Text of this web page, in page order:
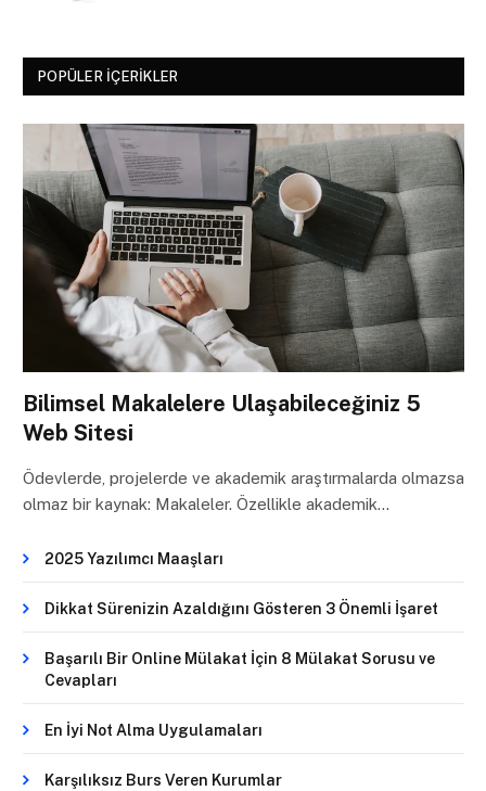
POPÜLER İÇERIKLER
Bilimsel Makalelere Ulaşabileceğiniz 5
Web Sitesi
Ödevlerde, projelerde ve akademik araştırmalarda olmazsa
olmaz bir kaynak: Makaleler. Özellikle akademik…
2025 Yazılımcı Maaşları
Dikkat Sürenizin Azaldığını Gösteren 3 Önemli İşaret
Başarılı Bir Online Mülakat İçin 8 Mülakat Sorusu ve
Cevapları
En İyi Not Alma Uygulamaları
Karşılıksız Burs Veren Kurumlar